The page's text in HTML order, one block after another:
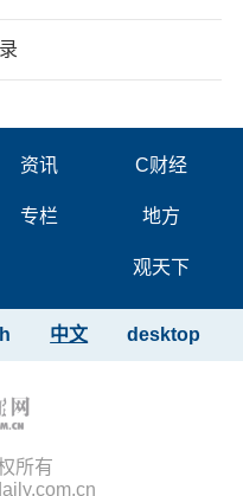
资讯 C财经
专栏 地方
观天下
desktop
中文
所有